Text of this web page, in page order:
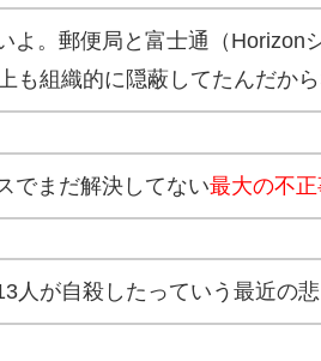
よ。郵便局と富士通（Horizon
も組織的に隠蔽してたんだから
でまだ解決してない最大の不
人が自殺したっていう最近の